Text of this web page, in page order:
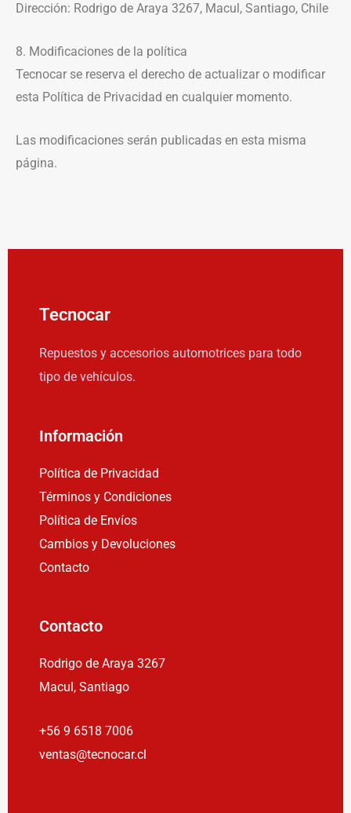
Dirección: Rodrigo de Araya 3267, Macul, Santiago, Chile
8. Modificaciones de la política
Tecnocar se reserva el derecho de actualizar o modificar
esta Política de Privacidad en cualquier momento.
Las modificaciones serán publicadas en esta misma
página.
Tecnocar
Repuestos y accesorios automotrices para todo
tipo de vehículos.
Información
Política de Privacidad
Términos y Condiciones
Política de Envíos
Cambios y Devoluciones
Contacto
Contacto
Rodrigo de Araya 3267
Macul, Santiago
+56 9 6518 7006
ventas@tecnocar.cl